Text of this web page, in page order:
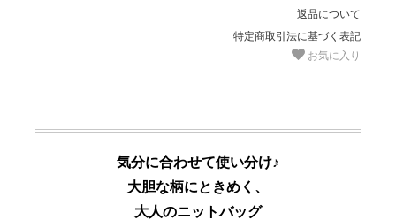
返品について
特定商取引法に基づく表記
お気に入り
気分に合わせて使い分け♪
大胆な柄にときめく、
大人のニットバッグ